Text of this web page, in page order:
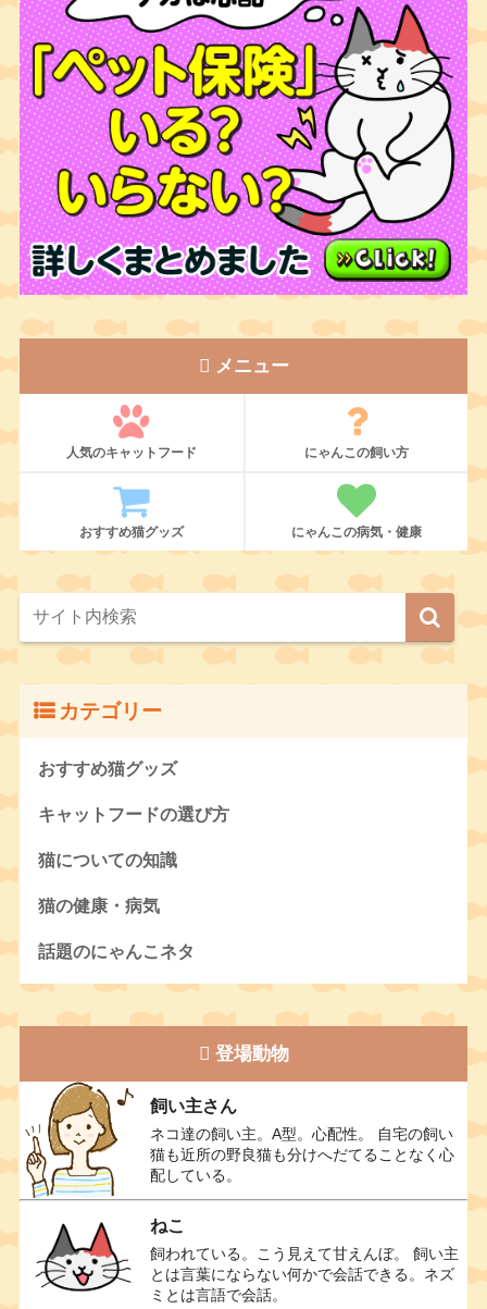
メニュー
人気のキャットフード にゃんこの飼い方
おすすめ猫グッズ にゃんこの病気・健康
カテゴリー
おすすめ猫グッズ
キャットフードの選び方
猫についての知識
猫の健康・病気
話題のにゃんこネタ
登場動物
飼い主さん
ネコ達の飼い主。A型。心配性。 自宅の飼い
猫も近所の野良猫も分けへだてることなく心
配している。
ねこ
飼われている。こう見えて甘えんぼ。 飼い主
とは言葉にならない何かで会話できる。ネズ
ミとは言語で会話。